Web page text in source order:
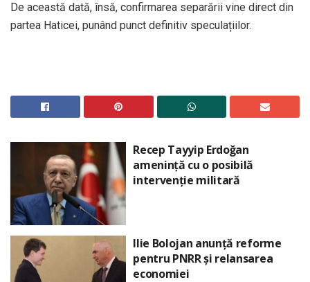
De această dată, însă, confirmarea separării vine direct din
partea Haticei, punând punct definitiv speculațiilor.
Recep Tayyip Erdoğan
amenință cu o posibilă
intervenție militară
Ilie Bolojan anunță reforme
pentru PNRR și relansarea
economiei